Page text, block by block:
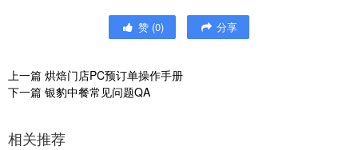
赞 (0) 分享
上一篇 烘焙门店PC预订单操作手册
下一篇 银豹中餐常见问题QA
相关推荐